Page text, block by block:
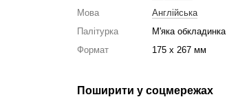
Мова
Англійська
Палітурка
М'яка обкладинка
Формат
175 x 267 мм
Поширити у соцмережах